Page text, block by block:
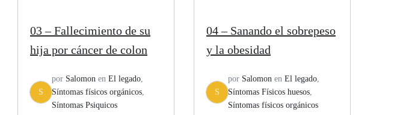
03 – Fallecimiento de su
hija por cáncer de colon
S
por Salomon en El legado,
Síntomas físicos orgánicos,
Síntomas Psiquicos
04 – Sanando el sobrepeso
y la obesidad
S
por Salomon en El legado,
Síntomas Físicos huesos,
Síntomas físicos orgánicos